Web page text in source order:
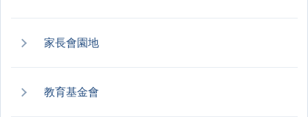
家長會園地
教育基金會